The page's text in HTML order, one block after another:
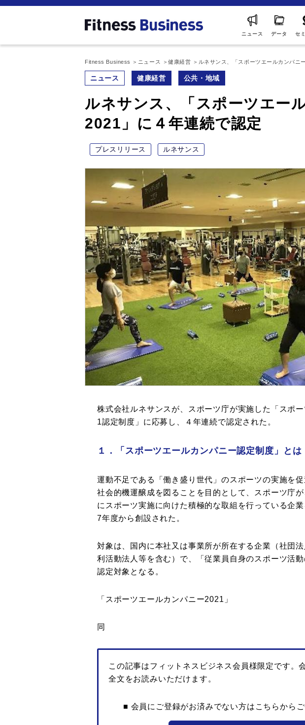
ニュース データ セ
Fitness Business ニュース 健康経営 ルネサンス、「スポーツエールカンパニ
ニュース 健康経営 公共・地域
ルネサンス、「スポーツエー
2021」に４年連続で認定
プレスリリース ルネサンス
株式会社ルネサンスが、スポーツ庁が実施した「スポ
1認定制度」に応募し、４年連続で認定された。
１．「スポーツエールカンパニー認定制度」とは
運動不足である「働き盛り世代」のスポーツの実施を
社会的機運醸成を図ることを目的として、スポーツ庁
にスポーツ実施に向けた積極的な取組を行っている企
7年度から創設された。
対象は、国内に本社又は事業所が所在する企業（社団
利活動法人等を含む）で、「従業員自身のスポーツ活
認定対象となる。
「スポーツエールカンパニー2021」
同
この記事はフィットネスビジネス会員様限定です。
全文をお読みいただけます。
■ 会員にご登録がお済みでない方はこちらから